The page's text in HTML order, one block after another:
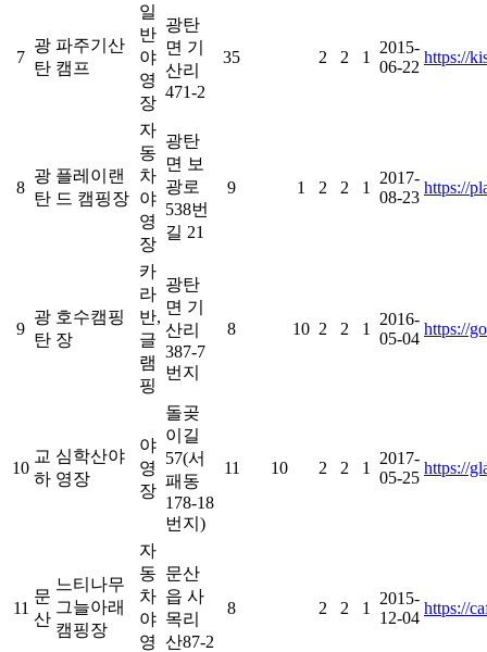
7
광
탄
파주기산
캠프
일
반
야
영
장
광탄
면 기
산리
471-2
35 2 2 1
2015-
06-22
https://
8
광
탄
플레이랜
드 캠핑장
자
동
차
야
영
장
광탄
면 보
광로
538번
길 21
9 1 2 2 1
2017-
08-23
https://
9
광
탄
호수캠핑
장
카
라
반,
글
램
핑
광탄
면 기
산리
387-7
번지
8 10 2 2 1
2016-
05-04
https://
10
교
하
심학산야
영장
야
영
장
돌곶
이길
57(서
패동
178-18
번지)
11 10 2 2 1
2017-
05-25
https://
11
문
산
느티나무
그늘아래
캠핑장
자
동
차
야
영
문산
읍 사
목리
산87-2
8 2 2 1
2015-
12-04
https://